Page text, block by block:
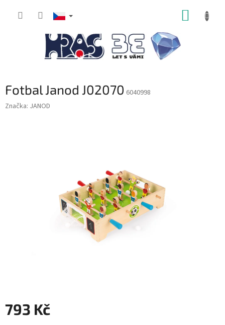
Fotbal Janod J02070 6040998
Značka: JANOD
793 Kč